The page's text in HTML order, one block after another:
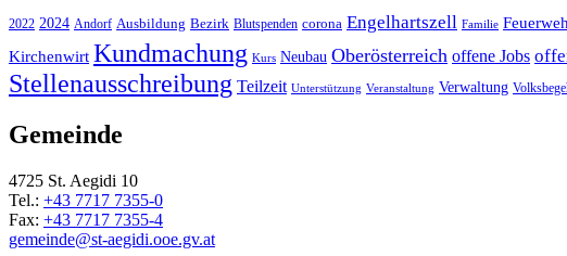
2022 2024 Andorf Ausbildung Bezirk Blutspenden corona Engelhartszell Familie
Kirchenwirt Kundmachung Kurs Neubau Oberösterreich offene Jobs
Stellenausschreibung Teilzeit Unterstützung Veranstaltung Verwaltung
Gemeinde
4725 St. Aegidi 10
Tel.: +43 7717 7355-0
Fax: +43 7717 7355-4
gemeinde@st-aegidi.ooe.gv.at